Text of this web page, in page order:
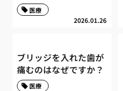
2026.01.26
医療
ブリッジを入れた歯が
痛むのはなぜですか？
医療